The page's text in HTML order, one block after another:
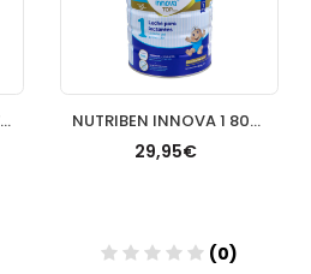
NUTRIBEN JAM/TERN/VERD 235G NUTRIBEN INNOVA 1 800 G
29,95€
(0)